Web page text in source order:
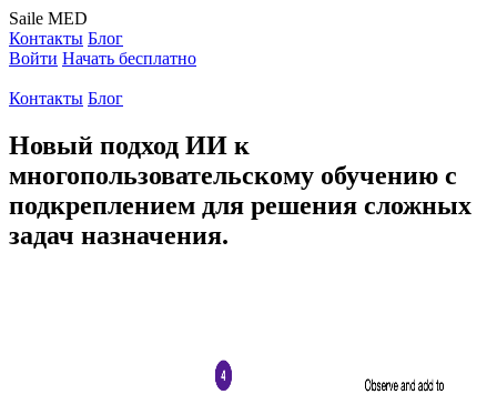
Saile MED
Контакты Блог
Войти Начать бесплатно
Контакты Блог
Новый подход ИИ к
многопользовательскому обучению с
подкреплением для решения сложных
задач назначения.